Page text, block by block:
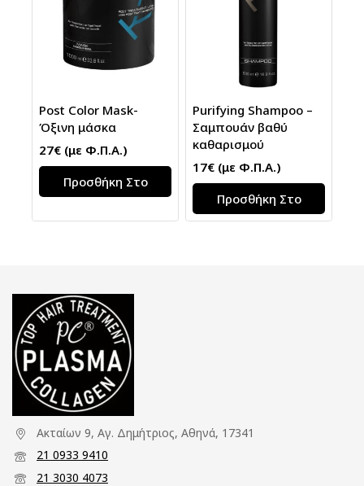
Post Color Mask-
Όξινη μάσκα
27€ (με Φ.Π.Α.)
Προσθήκη Στο
Purifying Shampoo –
Σαμπουάν βαθύ
καθαρισμού
17€ (με Φ.Π.Α.)
Προσθήκη Στο
Καλάθι
Ακταίων 9, Αγ. Δημήτριος, Αθηνά, 17341
21 0933 9410
21 3030 4073